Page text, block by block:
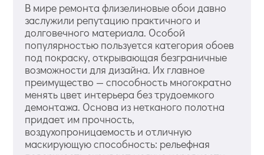
В мире ремонта флизелиновые обои давно
заслужили репутацию практичного и
долговечного материала. Особой
популярностью пользуется категория обоев
под покраску, открывающая безграничные
возможности для дизайна. Их главное
преимущество — способность многократно
менять цвет интерьера без трудоемкого
демонтажа. Основа из нетканого полотна
придает им прочность,
воздухопроницаемость и отличную
маскирующую способность: рельефная